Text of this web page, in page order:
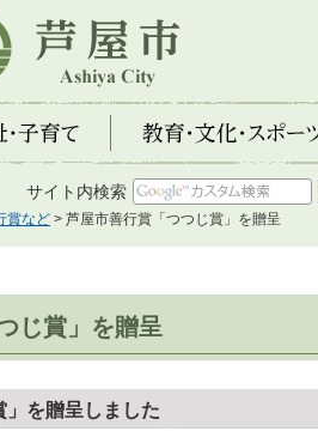
て 教育・文化・スポーツ
サイト内検索
賞など > 芦屋市善行賞「つつじ賞」を贈呈
じ賞」を贈呈
を贈呈しました